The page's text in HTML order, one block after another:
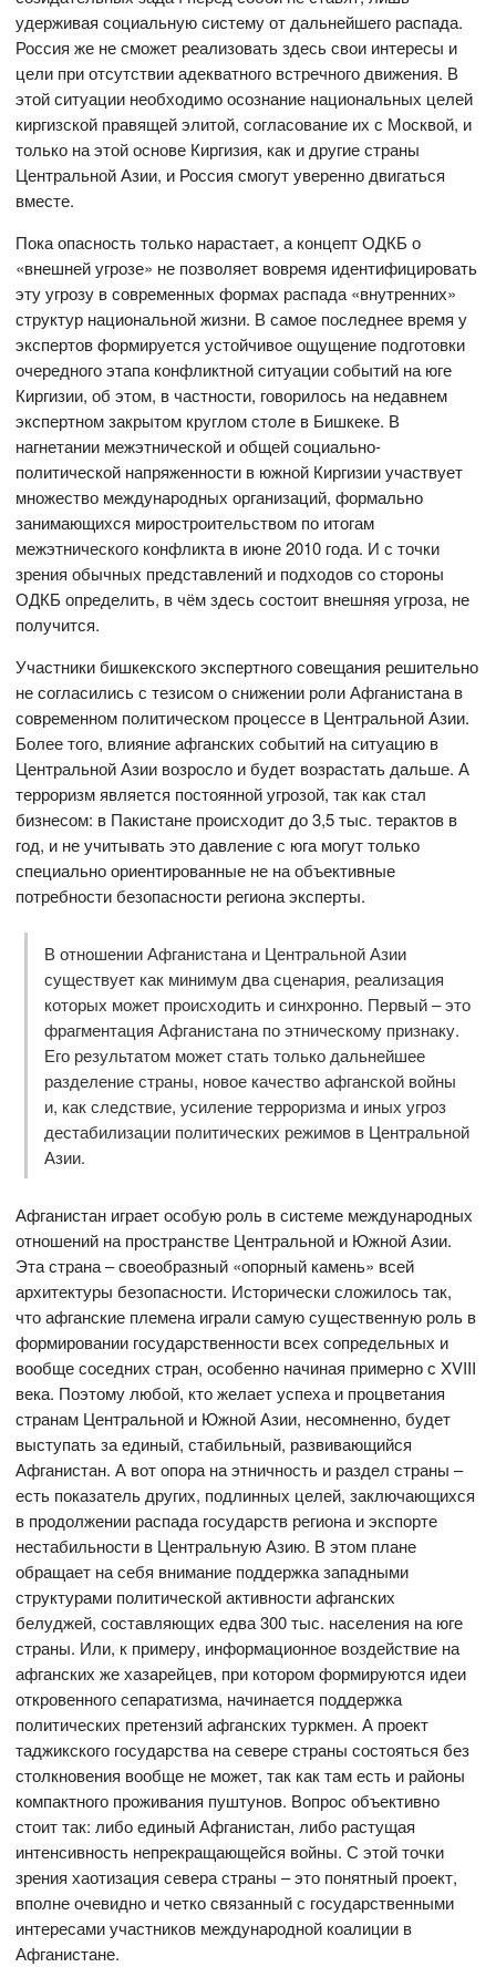
удерживая социальную систему от дальнейшего распада.
Россия же не сможет реализовать здесь свои интересы и
цели при отсутствии адекватного встречного движения. В
этой ситуации необходимо осознание национальных целей
киргизской правящей элитой, согласование их с Москвой, и
только на этой основе Киргизия, как и другие страны
Центральной Азии, и Россия смогут уверенно двигаться
вместе.
Пока опасность только нарастает, а концепт ОДКБ о
«внешней угрозе» не позволяет вовремя идентифицировать
эту угрозу в современных формах распада «внутренних»
структур национальной жизни. В самое последнее время у
экспертов формируется устойчивое ощущение подготовки
очередного этапа конфликтной ситуации событий на юге
Киргизии, об этом, в частности, говорилось на недавнем
экспертном закрытом круглом столе в Бишкеке. В
нагнетании межэтнической и общей социально-
политической напряженности в южной Киргизии участвует
множество международных организаций, формально
занимающихся миростроительством по итогам
межэтнического конфликта в июне 2010 года. И с точки
зрения обычных представлений и подходов со стороны
ОДКБ определить, в чём здесь состоит внешняя угроза, не
получится.
Участники бишкекского экспертного совещания решительно
не согласились с тезисом о снижении роли Афганистана в
современном политическом процессе в Центральной Азии.
Более того, влияние афганских событий на ситуацию в
Центральной Азии возросло и будет возрастать дальше. А
терроризм является постоянной угрозой, так как стал
бизнесом: в Пакистане происходит до 3,5 тыс. терактов в
год, и не учитывать это давление с юга могут только
специально ориентированные не на объективные
потребности безопасности региона эксперты.
В отношении Афганистана и Центральной Азии
существует как минимум два сценария, реализация
которых может происходить и синхронно. Первый – это
фрагментация Афганистана по этническому признаку.
Его результатом может стать только дальнейшее
разделение страны, новое качество афганской войны
и, как следствие, усиление терроризма и иных угроз
дестабилизации политических режимов в Центральной
Азии.
Афганистан играет особую роль в системе международных
отношений на пространстве Центральной и Южной Азии.
Эта страна – своеобразный «опорный камень» всей
архитектуры безопасности. Исторически сложилось так,
что афганские племена играли самую существенную роль в
формировании государственности всех сопредельных и
вообще соседних стран, особенно начиная примерно с XVIII
века. Поэтому любой, кто желает успеха и процветания
странам Центральной и Южной Азии, несомненно, будет
выступать за единый, стабильный, развивающийся
Афганистан. А вот опора на этничность и раздел страны –
есть показатель других, подлинных целей, заключающихся
в продолжении распада государств региона и экспорте
нестабильности в Центральную Азию. В этом плане
обращает на себя внимание поддержка западными
структурами политической активности афганских
белуджей, составляющих едва 300 тыс. населения на юге
страны. Или, к примеру, информационное воздействие на
афганских же хазарейцев, при котором формируются идеи
откровенного сепаратизма, начинается поддержка
политических претензий афганских туркмен. А проект
таджикского государства на севере страны состояться без
столкновения вообще не может, так как там есть и районы
компактного проживания пуштунов. Вопрос объективно
стоит так: либо единый Афганистан, либо растущая
интенсивность непрекращающейся войны. С этой точки
зрения хаотизация севера страны – это понятный проект,
вполне очевидно и четко связанный с государственными
интересами участников международной коалиции в
Афганистане.